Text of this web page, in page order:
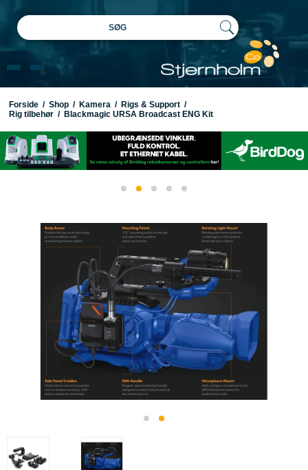
SØG
Forside / Shop / Kamera / Rigs & Support /
Rig tilbehør / Blackmagic URSA Broadcast ENG Kit